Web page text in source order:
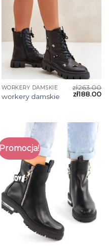
WORKERY DAMSKIE
workery damskie
zł263.00
zł188.00
Promocja!